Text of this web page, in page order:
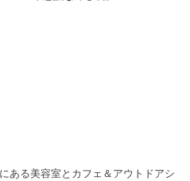
ある美容室とカフェ＆アウトドアシ